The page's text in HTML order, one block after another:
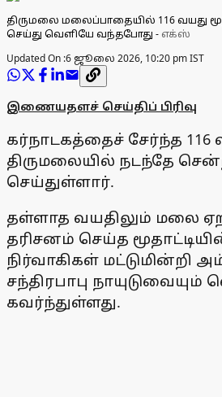
திருமலை மலைப்பாதையில் 116 வயது
செய்து வெளியே வந்தபோது - எக்ஸ்
Updated On :6 ஜூலை 2026, 10:20 pm IST
இணையதளச் செய்திப் பிரிவு
கர்நாடகத்தைச் சேர்ந்த 116
திருமலையில் நடந்தே
செய்துள்ளார்.
தள்ளாத வயதிலும் மலை
தரிசனம் செய்த
நிர்வாகிகள் மட்டுமின்றி
சந்திரபாபு நாயுடுவையும்
கவர்ந்துள்ளது.